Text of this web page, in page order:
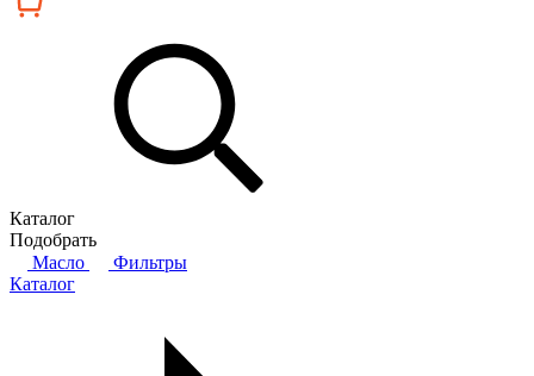
Каталог
Подобрать
Масло
Фильтры
Каталог